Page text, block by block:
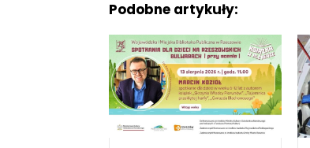
Podobne artykuły: